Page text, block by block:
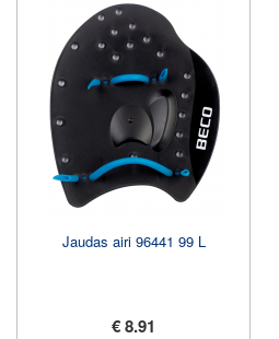
Jaudas airi 96441 99 L
€ 8.91